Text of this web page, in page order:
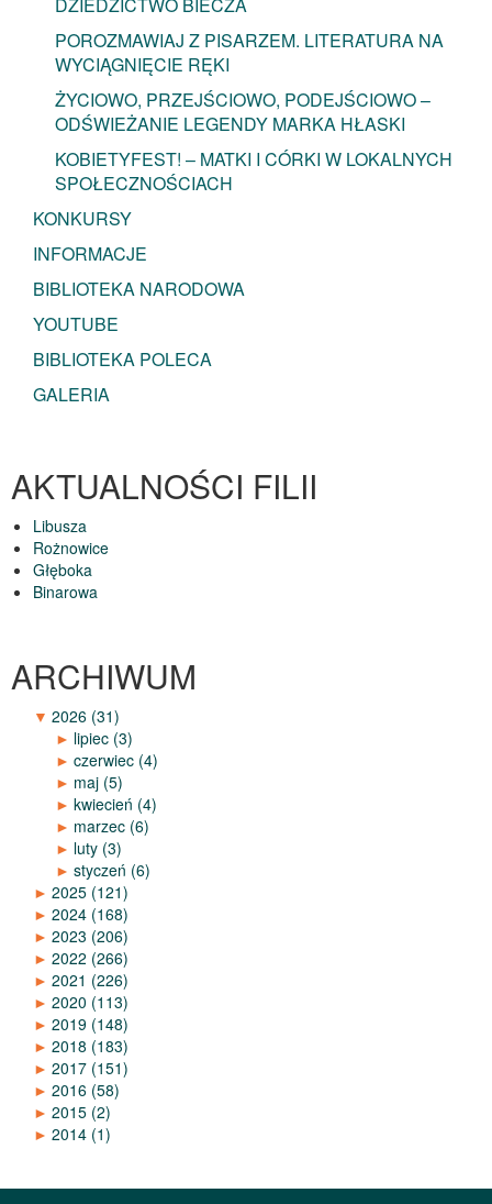
DZIEDZICTWO BIECZA
POROZMAWIAJ Z PISARZEM. LITERATURA NA
WYCIĄGNIĘCIE RĘKI
ŻYCIOWO, PRZEJŚCIOWO, PODEJŚCIOWO –
ODŚWIEŻANIE LEGENDY MARKA HŁASKI
KOBIETYFEST! – MATKI I CÓRKI W LOKALNYCH
SPOŁECZNOŚCIACH
KONKURSY
INFORMACJE
BIBLIOTEKA NARODOWA
YOUTUBE
BIBLIOTEKA POLECA
GALERIA
AKTUALNOŚCI FILII
Libusza
Rożnowice
Głęboka
Binarowa
ARCHIWUM
▼ 2026 (31)
► lipiec (3)
► czerwiec (4)
► maj (5)
► kwiecień (4)
► marzec (6)
► luty (3)
► styczeń (6)
► 2025 (121)
► 2024 (168)
► 2023 (206)
► 2022 (266)
► 2021 (226)
► 2020 (113)
► 2019 (148)
► 2018 (183)
► 2017 (151)
► 2016 (58)
► 2015 (2)
► 2014 (1)